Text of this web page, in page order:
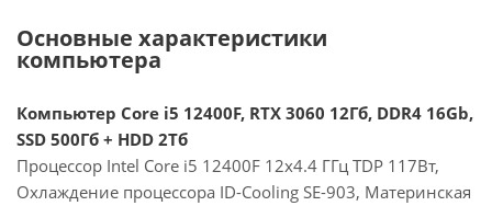
Основные характеристики
компьютера
Компьютер Core i5 12400F, RTX 3060 12Гб, DDR4 16Gb,
SSD 500Гб + HDD 2Тб
Процессор Intel Core i5 12400F 12x4.4 ГГц TDP 117Вт,
Охлаждение процессора ID-Cooling SE-903, Материнская